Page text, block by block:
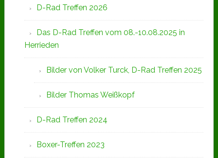
D-Rad Treffen 2026
Das D-Rad Treffen vom 08.-10.08.2025 in
Herrieden
Bilder von Volker Turck, D-Rad Treffen 2025
Bilder Thomas Weißkopf
D-Rad Treffen 2024
Boxer-Treffen 2023